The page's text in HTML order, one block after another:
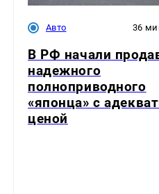
Авто 36
В РФ начали
надежного
полноприводного
«японца» с
ценой